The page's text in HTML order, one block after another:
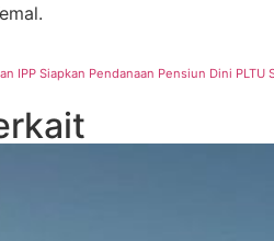
IPP Siapkan Pendanaan Pensiun Dini